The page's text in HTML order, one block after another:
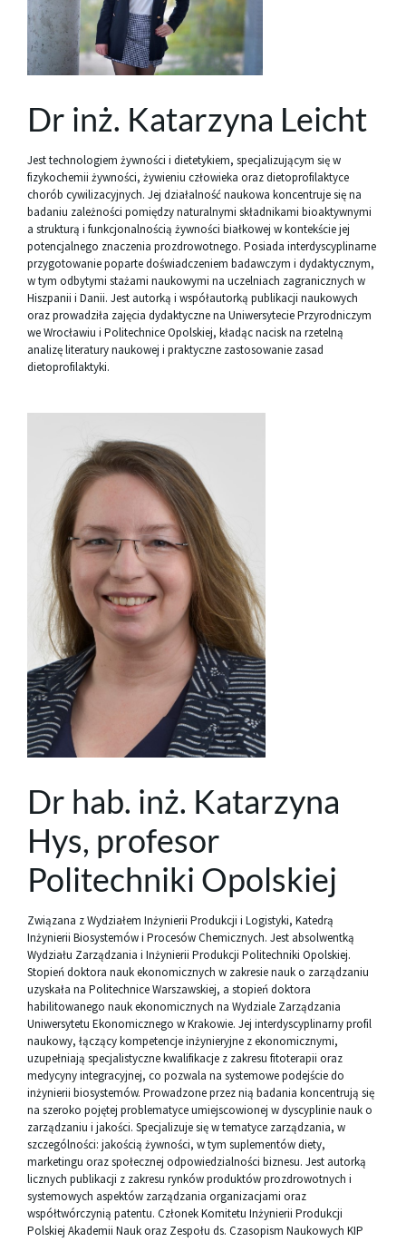
Dr inż. Katarzyna Leicht
Jest technologiem żywności i dietetykiem, specjalizującym się w
fizykochemii żywności, żywieniu człowieka oraz dietoprofilaktyce
chorób cywilizacyjnych. Jej działalność naukowa koncentruje się na
badaniu zależności pomiędzy naturalnymi składnikami bioaktywnymi
a strukturą i funkcjonalnością żywności białkowej w kontekście jej
potencjalnego znaczenia prozdrowotnego. Posiada interdyscyplinarne
przygotowanie poparte doświadczeniem badawczym i dydaktycznym,
w tym odbytymi stażami naukowymi na uczelniach zagranicznych w
Hiszpanii i Danii. Jest autorką i współautorką publikacji naukowych
oraz prowadziła zajęcia dydaktyczne na Uniwersytecie Przyrodniczym
we Wrocławiu i Politechnice Opolskiej, kładąc nacisk na rzetelną
analizę literatury naukowej i praktyczne zastosowanie zasad
dietoprofilaktyki.
Dr hab. inż. Katarzyna
Hys, profesor
Politechniki Opolskiej
Związana z Wydziałem Inżynierii Produkcji i Logistyki, Katedrą
Inżynierii Biosystemów i Procesów Chemicznych. Jest absolwentką
Wydziału Zarządzania i Inżynierii Produkcji Politechniki Opolskiej.
Stopień doktora nauk ekonomicznych w zakresie nauk o zarządzaniu
uzyskała na Politechnice Warszawskiej, a stopień doktora
habilitowanego nauk ekonomicznych na Wydziale Zarządzania
Uniwersytetu Ekonomicznego w Krakowie. Jej interdyscyplinarny profil
naukowy, łączący kompetencje inżynieryjne z ekonomicznymi,
uzupełniają specjalistyczne kwalifikacje z zakresu fitoterapii oraz
medycyny integracyjnej, co pozwala na systemowe podejście do
inżynierii biosystemów. Prowadzone przez nią badania koncentrują się
na szeroko pojętej problematyce umiejscowionej w dyscyplinie nauk o
zarządzaniu i jakości. Specjalizuje się w tematyce zarządzania, w
szczególności: jakością żywności, w tym suplementów diety,
marketingu oraz społecznej odpowiedzialności biznesu. Jest autorką
licznych publikacji z zakresu rynków produktów prozdrowotnych i
systemowych aspektów zarządzania organizacjami oraz
współtwórczynią patentu. Członek Komitetu Inżynierii Produkcji
Polskiej Akademii Nauk oraz Zespołu ds. Czasopism Naukowych KIP